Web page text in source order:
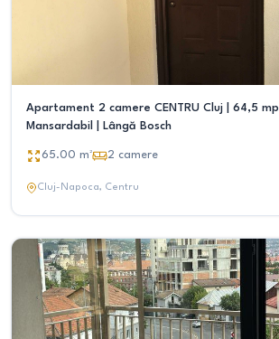
Apartament 2 camere CENTRU Cluj | 64,5 mp
Mansardabil | Lângă Bosch
65.00 m² 2 camere
Cluj-Napoca, Centru